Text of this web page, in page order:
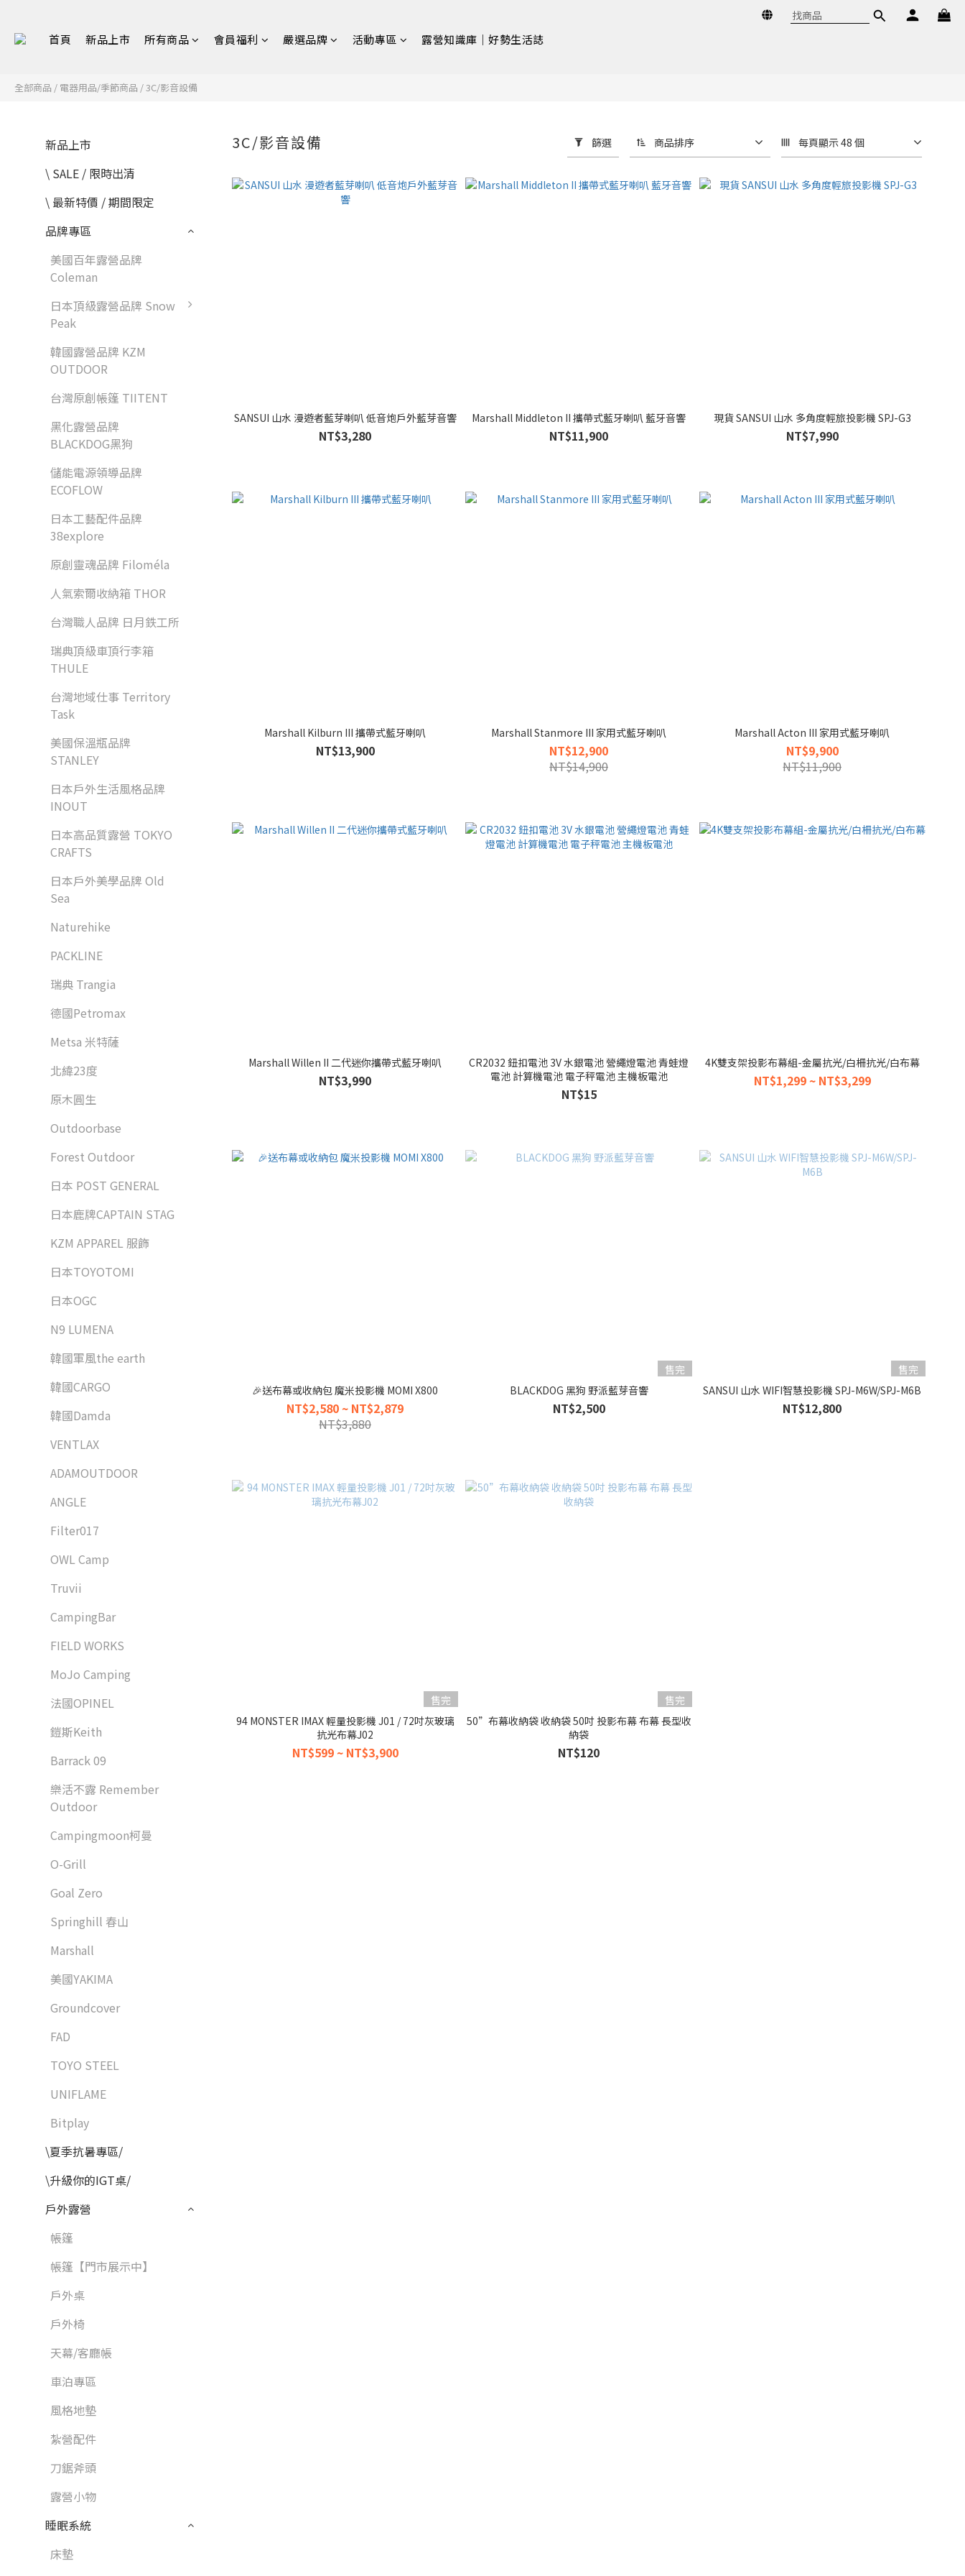
首頁 新品上市 所有商品 會員福利 嚴選品牌 活動專區 露營知識庫｜好勢生活誌
全部商品 / 電器用品/季節商品 /3C/影音設備
新品上市
\ SALE / 限時出清
\ 最新特價 / 期間限定
品牌專區
美國百年露營品牌
Coleman
日本頂級露營品牌 Snow
Peak
韓國露營品牌 KZM
OUTDOOR
台灣原創帳篷 TIITENT
黑化露營品牌
BLACKDOG黑狗
儲能電源領導品牌
ECOFLOW
日本工藝配件品牌
38explore
原創靈魂品牌 Filoméla
人氣索爾收納箱 THOR
台灣職人品牌 日月鉄工所
瑞典頂級車頂行李箱
THULE
台灣地域仕事 Territory
Task
美國保溫瓶品牌
STANLEY
日本戶外生活風格品牌
INOUT
日本高品質露營 TOKYO
CRAFTS
日本戶外美學品牌 Old
Sea
Naturehike
PACKLINE
瑞典 Trangia
德國Petromax
Metsa 米特薩
北緯23度
原木圓生
Outdoorbase
Forest Outdoor
日本 POST GENERAL
日本鹿牌CAPTAIN STAG
KZM APPAREL 服飾
日本TOYOTOMI
日本OGC
N9 LUMENA
韓國軍風the earth
韓國CARGO
韓國Damda
VENTLAX
ADAMOUTDOOR
ANGLE
Filter017
OWL Camp
Truvii
CampingBar
FIELD WORKS
MoJo Camping
法國OPINEL
鎧斯Keith
Barrack 09
樂活不露 Remember
Outdoor
Campingmoon柯曼
O-Grill
Goal Zero
Springhill 春山
Marshall
美國YAKIMA
Groundcover
FAD
TOYO STEEL
UNIFLAME
Bitplay
\夏季抗暑專區/
\升級你的IGT桌/
戶外露營
帳篷
帳篷【門市展示中】
戶外桌
戶外椅
天幕/客廳帳
車泊專區
風格地墊
紮營配件
刀鋸斧頭
露營小物
睡眠系統
床墊
3C/影音設備 篩選 商品排序 每頁顯示 48 個
SANSUI 山水 漫遊者藍芽喇叭 低音炮戶外藍芽音響
NT$3,280
Marshall Middleton II 攜帶式藍牙喇叭 藍牙音響
NT$11,900
現貨 SANSUI 山水 多角度輕旅投影機 SPJ-G3
NT$7,990
Marshall Kilburn III 攜帶式藍牙喇叭
NT$13,900
Marshall Stanmore III 家用式藍牙喇叭
NT$12,900
NT$14,900
Marshall Acton III 家用式藍牙喇叭
NT$9,900
NT$11,900
Marshall Willen II 二代迷你攜帶式藍牙喇叭
NT$3,990
CR2032 鈕扣電池 3V 水銀電池 營繩燈電池 青蛙燈
電池 計算機電池 電子秤電池 主機板電池
NT$15
4K雙支架投影布幕組-金屬抗光/白柵抗光/白布幕
NT$1,299 ~ NT$3,299
🎉送布幕或收納包 魔米投影機 MOMI X800
NT$2,580 ~ NT$2,879
NT$3,880
售完
BLACKDOG 黑狗 野派藍芽音響
NT$2,500
售完
SANSUI 山水 WIFI智慧投影機 SPJ-M6W/SPJ-M6B
NT$12,800
售完
94 MONSTER IMAX 輕量投影機 J01 / 72吋灰玻璃
抗光布幕J02
NT$599 ~ NT$3,900
售完
50”布幕收納袋 收納袋 50吋 投影布幕 布幕 長型收
納袋
NT$120